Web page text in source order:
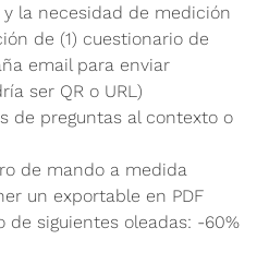
la necesidad de medición
de (1) cuestionario de
email para enviar
ser QR o URL)
de preguntas al contexto o
de mando a medida
un exportable en PDF
de siguientes oleadas: -60%